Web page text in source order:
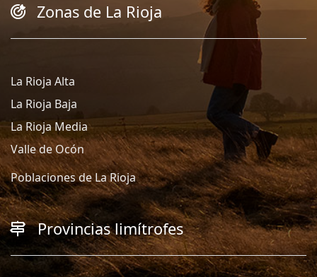
Zonas de La Rioja
La Rioja Alta
La Rioja Baja
La Rioja Media
Valle de Ocón
Poblaciones de La Rioja
Provincias limítrofes